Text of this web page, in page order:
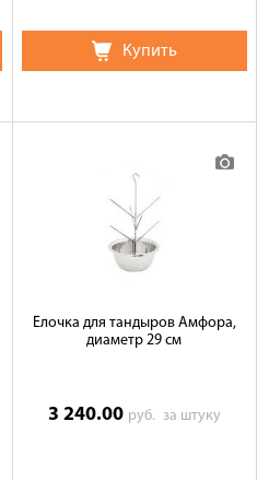
Купить
Ёлочка для тандыров Амфора,
диаметр 29 см
3 240.00 руб. за штуку